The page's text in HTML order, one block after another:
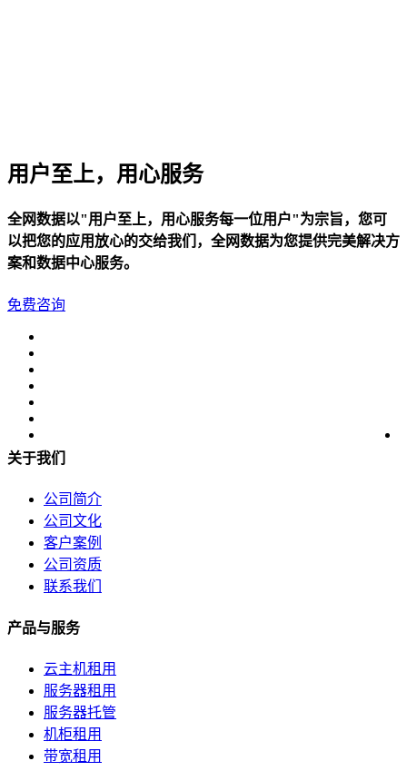
用户至上，用心服务
全网数据以"用户至上，用心服务每一位用户"为宗旨，您可
以把您的应用放心的交给我们，全网数据为您提供完美解决方
案和数据中心服务。
免费咨询
关于我们
公司简介
公司文化
客户案例
公司资质
联系我们
产品与服务
云主机租用
服务器租用
服务器托管
机柜租用
带宽租用